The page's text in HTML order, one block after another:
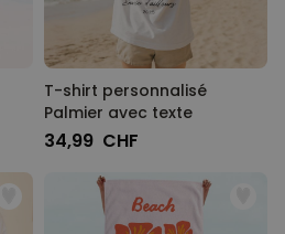
T-shirt personnalisé
Palmier avec texte
34,99 CHF